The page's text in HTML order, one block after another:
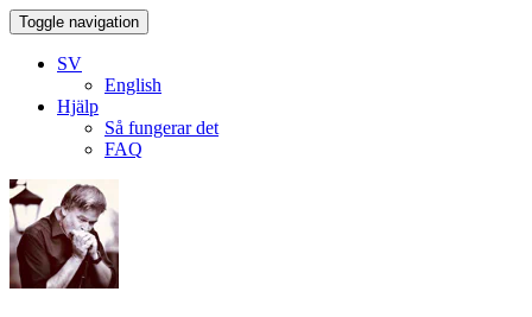
Toggle navigation
SV
English
Hjälp
Så fungerar det
FAQ